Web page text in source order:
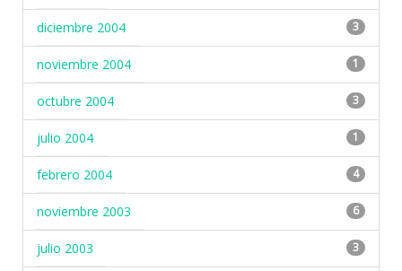
diciembre 2004 3
noviembre 2004 1
octubre 2004 3
julio 2004 1
febrero 2004 4
noviembre 2003 6
julio 2003 3